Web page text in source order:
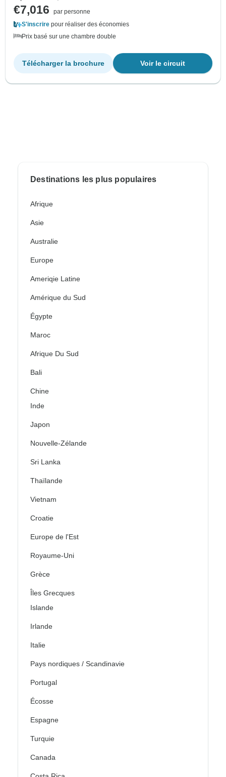
€7,016
par personne
S'inscrire pour réaliser des économies
Prix basé sur une chambre double
Voir le circuit
Télécharger la brochure
Destinations les plus populaires
Afrique
Asie
Australie
Europe
Ameriqie Latine
Amérique du Sud
Égypte
Maroc
Afrique Du Sud
Bali
Chine
Inde
Japon
Nouvelle-Zélande
Sri Lanka
Thaïlande
Vietnam
Croatie
Europe de l'Est
Royaume-Uni
Grèce
Îles Grecques
Islande
Irlande
Italie
Pays nordiques / Scandinavie
Portugal
Écosse
Espagne
Turquie
Canada